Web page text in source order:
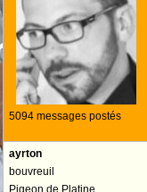
5094 messages postés
ayrton
bouvreuil
Pigeon de Platine